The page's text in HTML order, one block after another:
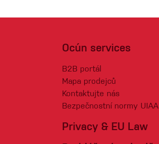
Ocún services
B2B portál
Mapa prodejců
Kontaktujte nás
Bezpečnostní normy UIAA
Privacy & EU Law